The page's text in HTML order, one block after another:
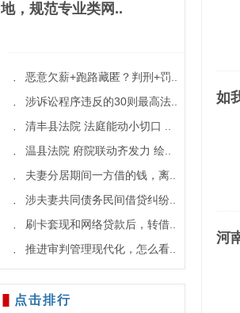
地，规范专业类网..
· 恶意欠薪+跑路藏匿？判刑+罚..
· 涉诉讼程序违反的30则最高法..
· 清丰县法院 法庭能动小切口 ..
· 温县法院 府院联动齐发力 绘..
· 夫妻分居期间一方借的钱，离..
· 涉夫妻共同债务民间借贷纠纷..
· 刷卡套现和网络贷款后，转借..
· 推进审判管理现代化，怎么看..
点击排行
如
河